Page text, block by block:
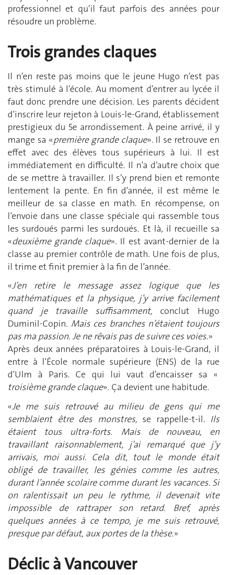
professionnel et qu’il faut parfois des années pour
résoudre un problème.
Trois grandes claques
Il n’en reste pas moins que le jeune Hugo n’est pas
très stimulé à l’école. Au moment d’entrer au lycée il
faut donc prendre une décision. Les parents décident
d’inscrire leur rejeton à Louis-le-Grand, établissement
prestigieux du 5e arrondissement. À peine arrivé, il y
mange sa «première grande claque». Il se retrouve en
effet avec des élèves tous supérieurs à lui. Il est
immédiatement en difficulté. Il n’a d’autre choix que
de se mettre à travailler. Il s’y prend bien et remonte
lentement la pente. En fin d’année, il est même le
meilleur de sa classe en math. En récompense, on
l’envoie dans une classe spéciale qui rassemble tous
les surdoués parmi les surdoués. Et là, il recueille sa
«deuxième grande claque». Il est avant-dernier de la
classe au premier contrôle de math. Une fois de plus,
il trime et finit premier à la fin de l’année.
«J’en retire le message assez logique que les
mathématiques et la physique, j’y arrive facilement
quand je travaille suffisamment,conclut Hugo
Duminil-Copin. Mais ces branches n’étaient toujours
pas ma passion. Je ne rêvais pas de suivre ces voies.»
Après deux années préparatoires à Louis-le-Grand, il
entre à l’École normale supérieure (ENS) de la rue
d’Ulm à Paris. Ce qui lui vaut d’encaisser sa «
troisième grande claque». Ça devient une habitude.
«Je me suis retrouvé au milieu de gens qui me
semblaient être des monstres, se rappelle-t-il. Ils
étaient tous ultra-forts. Mais de nouveau, en
travaillant raisonnablement, j’ai remarqué que j’y
arrivais, moi aussi. Cela dit, tout le monde était
obligé de travailler, les génies comme les autres,
durant l’année scolaire comme durant les vacances. Si
on ralentissait un peu le rythme, il devenait vite
impossible de rattraper son retard. Bref, après
quelques années à ce tempo, je me suis retrouvé,
presque par défaut, aux portes de la thèse.»
Déclic à Vancouver